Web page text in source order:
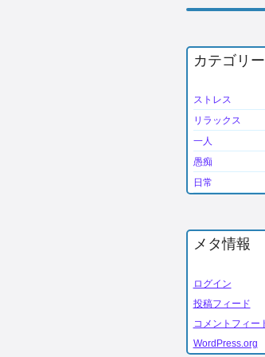
カテゴリー
ストレス
リラックス
一人
愚痴
日常
メタ情報
ログイン
投稿フィード
コメントフィー
WordPress.org